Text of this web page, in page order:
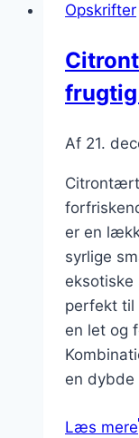
Opskrifter
Af 21.
er en
syrlige
perfekt til
en let og
en
Læs mere